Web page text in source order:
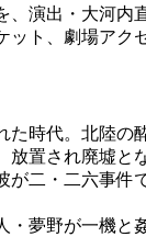
演出・大河内
ト、劇場アク
時代。北陸の
置され廃墟と
が二・二六事
夢野が一機